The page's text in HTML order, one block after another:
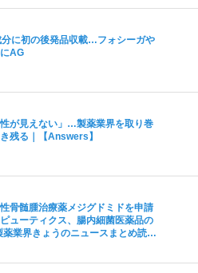
分に初の後発品収載…フォシーガや
AG
性が見えない」…製薬業界を取り巻
残る｜【Answers】
骨髄腫治療薬メジグドミドを申請
ューティクス、腸内細菌医薬品の
薬業界きょうのニュースまとめ読み